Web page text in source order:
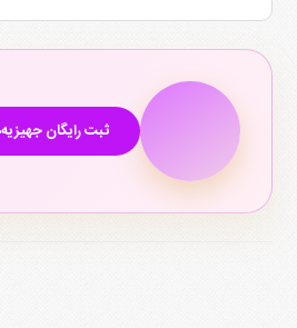
فروشگاه های لوازم خانگی هفده شهریور مشهد
ثبت رایگان جهیزیه